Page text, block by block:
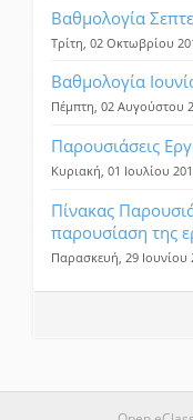
Βαθμολογία
Τρίτη, 02 Οκτωβρίου
Βαθμολογία
Πέμπτη, 02 Αυγούστου
Παρουσιάσεις
Κυριακή, 01 Ιουλίου
Πίνακας
παρουσίαση της
Παρασκευή, 29 Ιουνίου